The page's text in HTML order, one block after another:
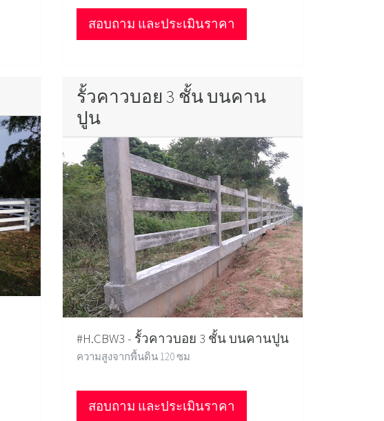
สอบถาม และประเมินราคา
รั้วคาวบอย 3 ชั้น บนคาน
ปูน
#H.CBW3 - รั้วคาวบอย 3 ชั้น บนคานปูน
ความสูงจากพื้นดิน 120 ซม
สอบถาม และประเมินราคา